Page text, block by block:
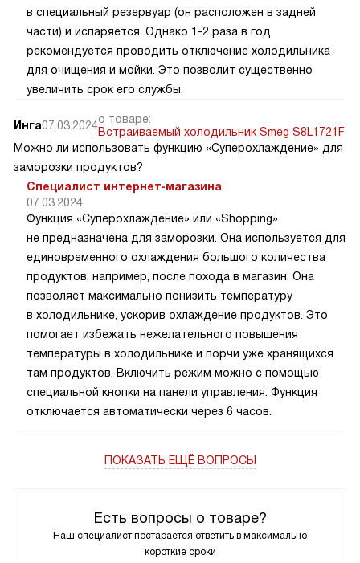
Есть вопросы о товаре?
Наш специалист постарается ответить в максимально
короткие сроки
в специальный резервуар (он расположен в задней
части) и испаряется. Однако 1-2 раза в год
рекомендуется проводить отключение холодильника
для очищения и мойки. Это позволит существенно
увеличить срок его службы.
Инга07.03.2024о товаре:
Встраиваемый холодильник Smeg S8L1721F
Можно ли использовать функцию «Суперохлаждение» для
заморозки продуктов?
Специалист интернет-магазина
07.03.2024
Функция «Суперохлаждение» или «Shopping»
не предназначена для заморозки. Она используется для
единовременного охлаждения большого количества
продуктов, например, после похода в магазин. Она
позволяет максимально понизить температуру
в холодильнике, ускорив охлаждение продуктов. Это
помогает избежать нежелательного повышения
температуры в холодильнике и порчи уже хранящихся
там продуктов. Включить режим можно с помощью
специальной кнопки на панели управления. Функция
отключается автоматически через 6 часов.
ПОКАЗАТЬ ЕЩЁ ВОПРОСЫ